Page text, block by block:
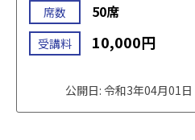
席数
50席
受講料 10,000円
公開日: 令和3年04月01